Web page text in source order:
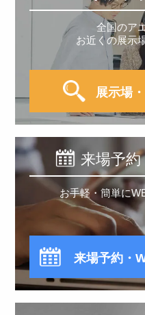
全国のア
お近くの展示
展示場
来場予
お手軽・簡単に
来場予約・